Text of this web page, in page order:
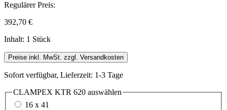
Regulärer Preis:
392,70 €
Inhalt: 1 Stück
Preise inkl. MwSt. zzgl. Versandkosten
Sofort verfügbar, Lieferzeit: 1-3 Tage
CLAMPEX KTR 620 auswählen
16 x 41